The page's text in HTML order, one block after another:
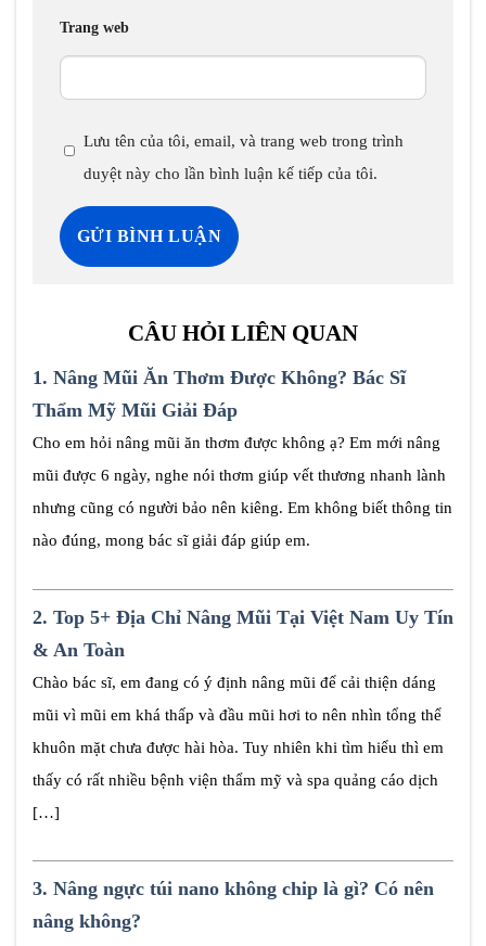
Trang web
Lưu tên của tôi, email, và trang web trong trình
duyệt này cho lần bình luận kế tiếp của tôi.
CÂU HỎI LIÊN QUAN
1. Nâng Mũi Ăn Thơm Được Không? Bác Sĩ
Thẩm Mỹ Mũi Giải Đáp
Cho em hỏi nâng mũi ăn thơm được không ạ? Em mới nâng
mũi được 6 ngày, nghe nói thơm giúp vết thương nhanh lành
nhưng cũng có người bảo nên kiêng. Em không biết thông tin
nào đúng, mong bác sĩ giải đáp giúp em.
2. Top 5+ Địa Chỉ Nâng Mũi Tại Việt Nam Uy Tín
& An Toàn
Chào bác sĩ, em đang có ý định nâng mũi để cải thiện dáng
mũi vì mũi em khá thấp và đầu mũi hơi to nên nhìn tổng thể
khuôn mặt chưa được hài hòa. Tuy nhiên khi tìm hiểu thì em
thấy có rất nhiều bệnh viện thẩm mỹ và spa quảng cáo dịch
[…]
3. Nâng ngực túi nano không chip là gì? Có nên
nâng không?